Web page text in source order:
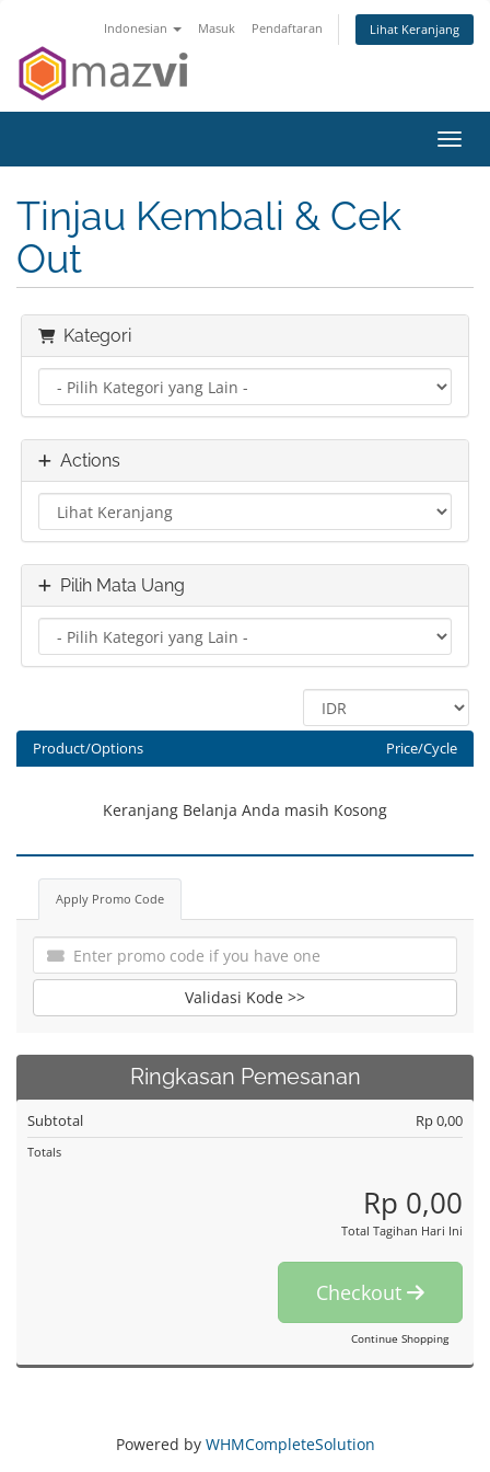
Indonesian Masuk Pendaftaran Lihat Keranjang
Tinjau Kembali & Cek
Out
Kategori
Actions
Pilih Mata Uang
Product/Options Price/Cycle
Keranjang Belanja Anda masih Kosong
Apply Promo Code
Validasi Kode >>
Ringkasan Pemesanan
Subtotal Rp 0,00
Totals
Rp 0,00
Total Tagihan Hari Ini
Checkout
Continue Shopping
Powered by WHMCompleteSolution